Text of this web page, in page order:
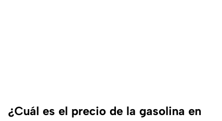
¿Cuál es el precio de la gasolina en